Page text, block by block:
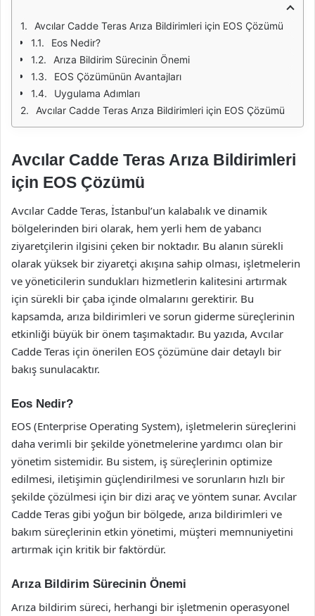
Avcılar Cadde Teras Arıza Bildirimleri için EOS Çözümü
Eos Nedir?
Arıza Bildirim Sürecinin Önemi
EOS Çözümünün Avantajları
Uygulama Adımları
Avcılar Cadde Teras Arıza Bildirimleri için EOS Çözümü
Avcılar Cadde Teras Arıza Bildirimleri
için EOS Çözümü
Avcılar Cadde Teras, İstanbul’un kalabalık ve dinamik
bölgelerinden biri olarak, hem yerli hem de yabancı
ziyaretçilerin ilgisini çeken bir noktadır. Bu alanın sürekli
olarak yüksek bir ziyaretçi akışına sahip olması, işletmelerin
ve yöneticilerin sundukları hizmetlerin kalitesini artırmak
için sürekli bir çaba içinde olmalarını gerektirir. Bu
kapsamda, arıza bildirimleri ve sorun giderme süreçlerinin
etkinliği büyük bir önem taşımaktadır. Bu yazıda, Avcılar
Cadde Teras için önerilen EOS çözümüne dair detaylı bir
bakış sunulacaktır.
Eos Nedir?
EOS (Enterprise Operating System), işletmelerin süreçlerini
daha verimli bir şekilde yönetmelerine yardımcı olan bir
yönetim sistemidir. Bu sistem, iş süreçlerinin optimize
edilmesi, iletişimin güçlendirilmesi ve sorunların hızlı bir
şekilde çözülmesi için bir dizi araç ve yöntem sunar. Avcılar
Cadde Teras gibi yoğun bir bölgede, arıza bildirimleri ve
bakım süreçlerinin etkin yönetimi, müşteri memnuniyetini
artırmak için kritik bir faktördür.
Arıza Bildirim Sürecinin Önemi
Arıza bildirim süreci, herhangi bir işletmenin operasyonel